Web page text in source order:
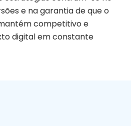
e na garantia de que o
competitivo e
digital em constante